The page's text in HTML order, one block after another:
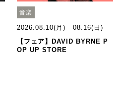
音楽
2026.08.10(月) - 08.16(日)
【フェア】DAVID BYRNE P
OP UP STORE